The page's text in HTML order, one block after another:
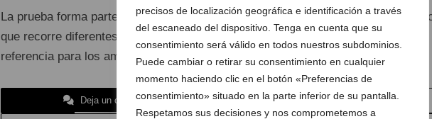
precisos de localización geográfica e identificación a través
del escaneado del dispositivo. Tenga en cuenta que su
consentimiento será válido en todos nuestros subdominios.
Puede cambiar o retirar su consentimiento en cualquier
momento haciendo clic en el botón «Preferencias de
consentimiento» situado en la parte inferior de su pantalla.
Respetamos sus decisiones y nos comprometemos a
La prueba forma parte delCircuit d’Aigües Obertes de la Marina Alta,
que recorre diferentes municipios de la comarca y que se ha convertido en una
referencia para los amantes de la natación en mar abierto.
Deja un comentario Suscríbete a la newsletter